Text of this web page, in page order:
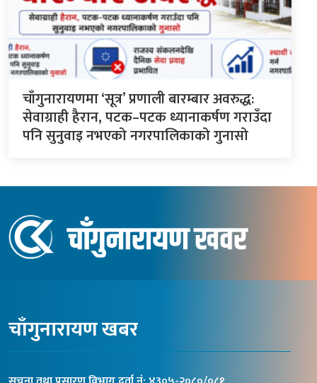
चाँगुनारायणमा ‘सूत्र’ प्रणाली बारम्बार अवरुद्ध:
सेवाग्राही हैरान, पटक–पटक ध्यानाकर्षण गराउँदा
पनि सुनुवाइ नभएको नगरपालिकाको गुनासो
चाँगुनारायण खबर